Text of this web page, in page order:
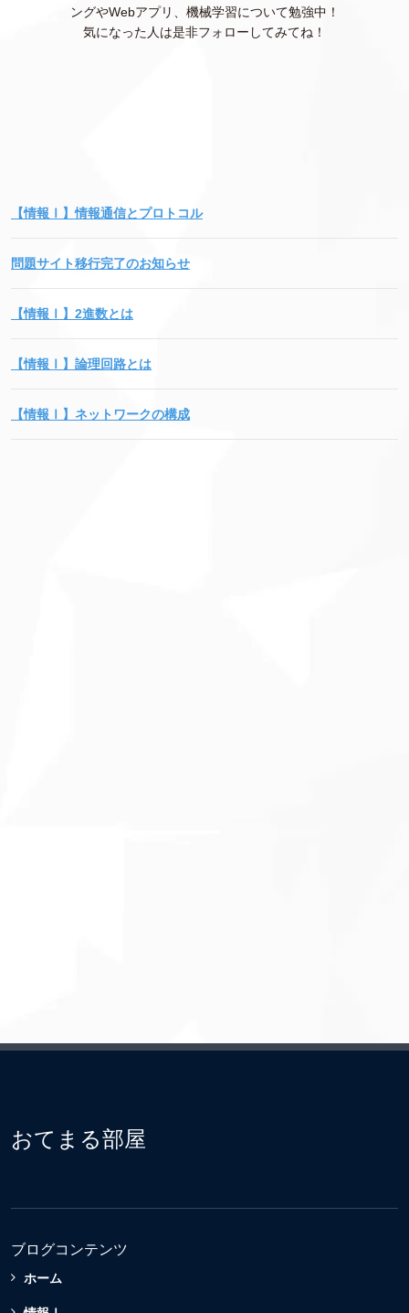
ングやWebアプリ、機械学習について勉強中！
気になった人は是非フォローしてみてね！
【情報Ⅰ】情報通信とプロトコル
問題サイト移行完了のお知らせ
【情報Ⅰ】2進数とは
【情報Ⅰ】論理回路とは
【情報Ⅰ】ネットワークの構成
おてまる部屋
ブログコンテンツ
ホーム